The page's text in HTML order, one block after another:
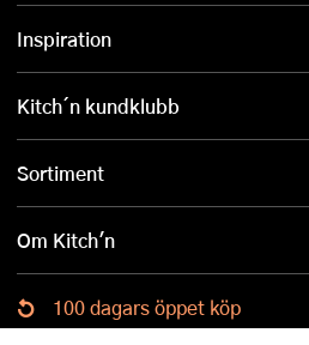
Inspiration
Kitch´n kundklubb
Sortiment
Om Kitch'n
100 dagars öppet köp